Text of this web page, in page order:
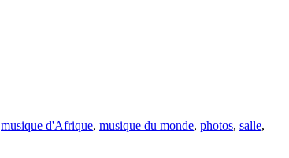
musique d'Afrique, musique du monde, photos, salle,